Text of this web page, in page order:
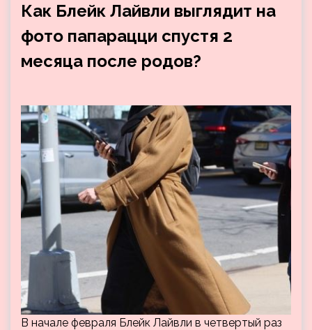
Как Блейк Лайвли выглядит на
фото папарацци спустя 2
месяца после родов?
В начале февраля Блейк Лайвли в четвертый раз